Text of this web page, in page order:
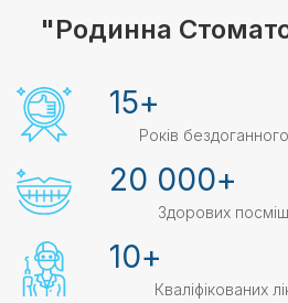
"Родинна
Років
15+
Здорових
20 000+
Кваліфікованих
10+